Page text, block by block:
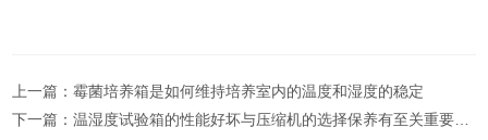
上一篇：霉菌培养箱是如何维持培养室内的温度和湿度的稳定
下一篇：温湿度试验箱的性能好坏与压缩机的选择保养有至关重要的作用